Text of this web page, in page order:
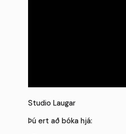
Studio Laugar
Þú ert að bóka hjá: